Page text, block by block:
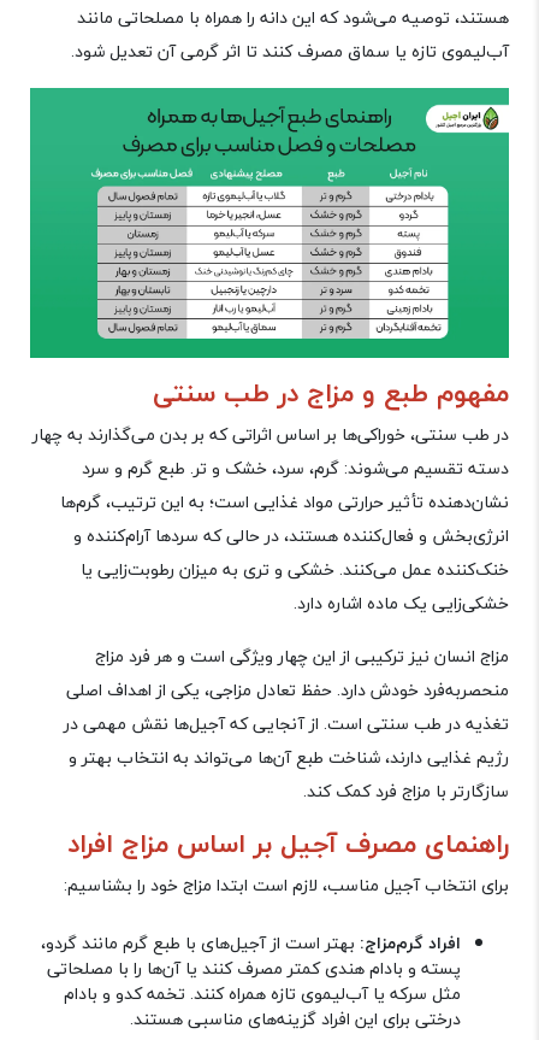
هستند، توصیه می‌شود که این دانه را همراه با مصلحاتی مانند
آب‌لیموی تازه یا سماق مصرف کنند تا اثر گرمی آن تعدیل شود.
مفهوم طبع و مزاج در طب سنتی
در طب سنتی، خوراکی‌ها بر اساس اثراتی که بر بدن می‌گذارند به چهار
دسته تقسیم می‌شوند: گرم، سرد، خشک و تر. طبع گرم و سرد
نشان‌دهنده تأثیر حرارتی مواد غذایی است؛ به این ترتیب، گرم‌ها‌
انرژی‌بخش و فعال‌کننده هستند، در حالی که سردها آرام‌کننده و
خنک‌کننده عمل می‌کنند. خشکی و تری به میزان رطوبت‌زایی یا
خشکی‌زایی یک ماده اشاره دارد.
مزاج انسان نیز ترکیبی از این چهار ویژگی است و هر فرد مزاج
منحصربه‌فرد خودش دارد. حفظ تعادل مزاجی، یکی از اهداف اصلی
تغذیه در طب سنتی است. از آنجایی که آجیل‌ها نقش مهمی در
رژیم غذایی دارند، شناخت طبع آن‌ها می‌تواند به انتخاب بهتر و
سازگارتر با مزاج فرد کمک کند.
راهنمای مصرف آجیل بر اساس مزاج افراد
برای انتخاب آجیل مناسب، لازم است ابتدا مزاج خود را بشناسیم:
افراد گرم‌مزاج: بهتر است از آجیل‌های با طبع گرم مانند گردو،
پسته و بادام هندی کمتر مصرف کنند یا آن‌ها را با مصلحاتی
مثل سرکه یا آب‌لیموی تازه همراه کنند. تخمه کدو و بادام
درختی برای این افراد گزینه‌های مناسبی هستند.